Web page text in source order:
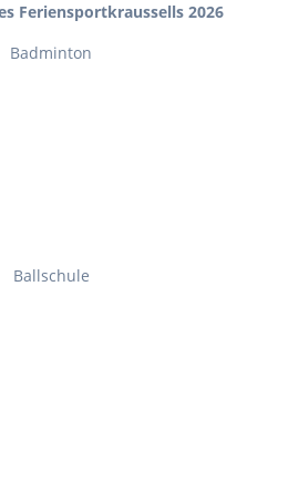
Feriensportkraussells 2026
Badminton
Ballschule